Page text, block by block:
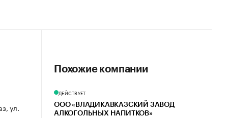
ул.
Похожие компании
ДЕЙСТВУЕТ
ООО «ВЛАДИКАВКАЗСКИЙ ЗАВОД
АЛКОГОЛЬНЫХ НАПИТКОВ»